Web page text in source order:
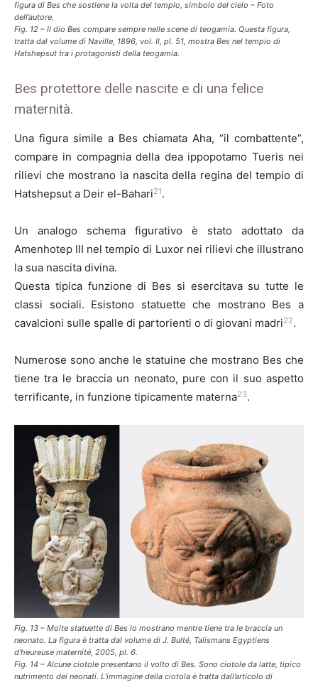
figura di Bes che sostiene la volta del tempio, simbolo del cielo – Foto
dell’autore.
Fig. 12 – Il dio Bes compare sempre nelle scene di teogamia. Questa figura,
tratta dal volume di Naville, 1896, vol. II, pl. 51, mostra Bes nel tempio di
Hatshepsut tra i protagonisti della teogamia.
Bes protettore delle nascite e di una felice
maternità.
Una figura simile a Bes chiamata Aha, “il combattente”,
compare in compagnia della dea ippopotamo Tueris nei
rilievi che mostrano la nascita della regina del tempio di
Hatshepsut a Deir el-Bahari21.
Un analogo schema figurativo è stato adottato da
Amenhotep III nel tempio di Luxor nei rilievi che illustrano
la sua nascita divina.
Questa tipica funzione di Bes si esercitava su tutte le
classi sociali. Esistono statuette che mostrano Bes a
cavalcioni sulle spalle di partorienti o di giovani madri22.
Numerose sono anche le statuine che mostrano Bes che
tiene tra le braccia un neonato, pure con il suo aspetto
terrificante, in funzione tipicamente materna23.
Fig. 13 – Molte statuette di Bes lo mostrano mentre tiene tra le braccia un
neonato. La figura è tratta dal volume di J. Bulté, Talismans Egyptiens
d’heureuse maternité, 2005, pl. 6.
Fig. 14 – Alcune ciotole presentano il volto di Bes. Sono ciotole da latte, tipico
nutrimento dei neonati. L’immagine della ciotola è tratta dall’articolo di